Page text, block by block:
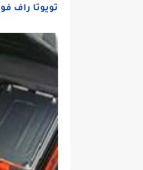
تويوتا راف فور 2.5 لتر